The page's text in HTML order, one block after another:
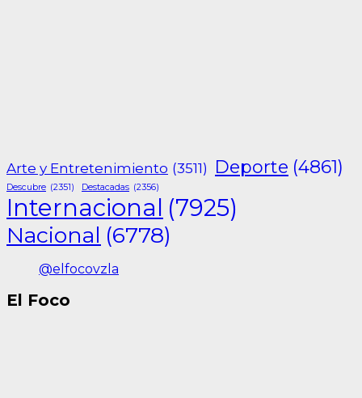
Arte y Entretenimiento (3511) Deporte (4861)
Descubre (2351) Destacadas (2356)
Internacional (7925)
Nacional (6778)
@elfocovzla
El Foco